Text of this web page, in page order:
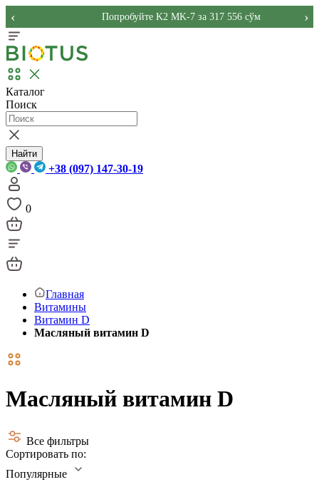
Попробуйте K2 MK-7 за 317 556 сўм
‹ ›
Каталог
Поиск
Найти
+38 (097) 147-30-19
0
Главная
Витамины
Витамин D
Масляный витамин D
Масляный витамин D
Все фильтры
Сортировать по:
Популярные